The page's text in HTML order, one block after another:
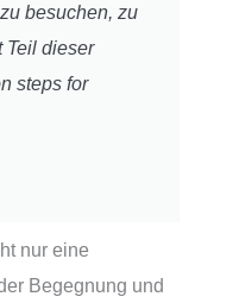
besuchen, zu
Teil dieser
steps for
nur eine
Begegnung und